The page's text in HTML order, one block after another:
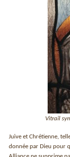
Vitrail
Juive et Chrétienne,
donnée par Dieu pour